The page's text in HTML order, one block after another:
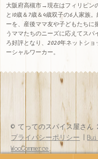
大阪府高槻市→現在はフィリピン
と10歳＆7歳＆4歳双子の6人家族
ーを、産後ママ友や子どもたち
うママたちのニーズに応えてス
ろ好評となり、 2020年ネットショ
ーシャルワーカー。
© てってのスパイス屋さん
プライバシーポリシー
WooCommerce